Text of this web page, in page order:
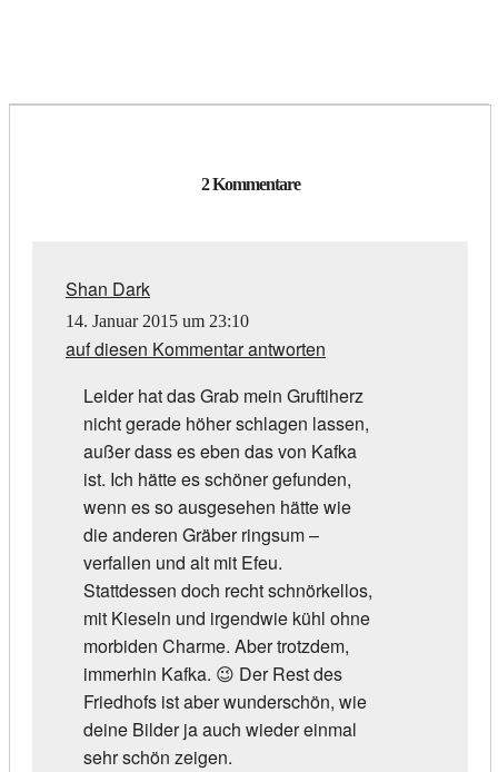
2 Kommentare
Shan Dark
14. Januar 2015 um 23:10
auf diesen Kommentar antworten
Leider hat das Grab mein Gruftiherz
nicht gerade höher schlagen lassen,
außer dass es eben das von Kafka
ist. Ich hätte es schöner gefunden,
wenn es so ausgesehen hätte wie
die anderen Gräber ringsum –
verfallen und alt mit Efeu.
Stattdessen doch recht schnörkellos,
mit Kieseln und irgendwie kühl ohne
morbiden Charme. Aber trotzdem,
immerhin Kafka. 😉 Der Rest des
Friedhofs ist aber wunderschön, wie
deine Bilder ja auch wieder einmal
sehr schön zeigen.